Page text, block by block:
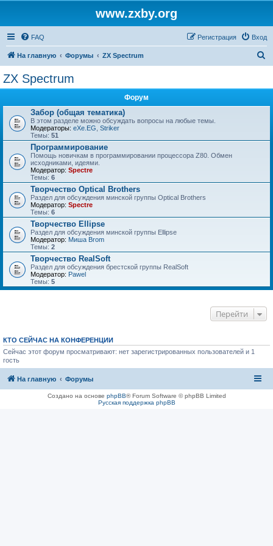
www.zxby.org
FAQ Вход
Регистрация
На главную Форумы ZX Spectrum
ZX Spectrum
Форум
Забор (общая тематика)
В этом разделе можно обсуждать вопросы на любые темы.
Модераторы: eXe.EG Striker
Темы: 51
Программирование
Помощь новичкам в программировании процессора Z80. Обмен
исходниками, идеями.
Модератор: Spectre
Темы: 6
Творчество Optical Brothers
Раздел для обсуждения минской группы Optical Brothers
Модератор: Spectre
Темы: 6
Творчество Ellipse
Раздел для обсуждения минской группы Ellipse
Модератор: Миша Brom
Темы: 2
Творчество RealSoft
Раздел для обсуждения брестской группы RealSoft
Модератор: Pawel
Темы: 5
Перейти
КТО СЕЙЧАС НА КОНФЕРЕНЦИИ
Сейчас этот форум просматривают: нет зарегистрированных пользователей и 1
гость
На главную Форумы
Создано на основе phpBB® Forum Software © phpBB Limited
Русская поддержка phpBB